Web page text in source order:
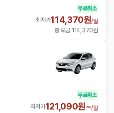
무료취소
최저가114,370원/일
총 요금 114,370원
무료취소
최저가121,090원~/일